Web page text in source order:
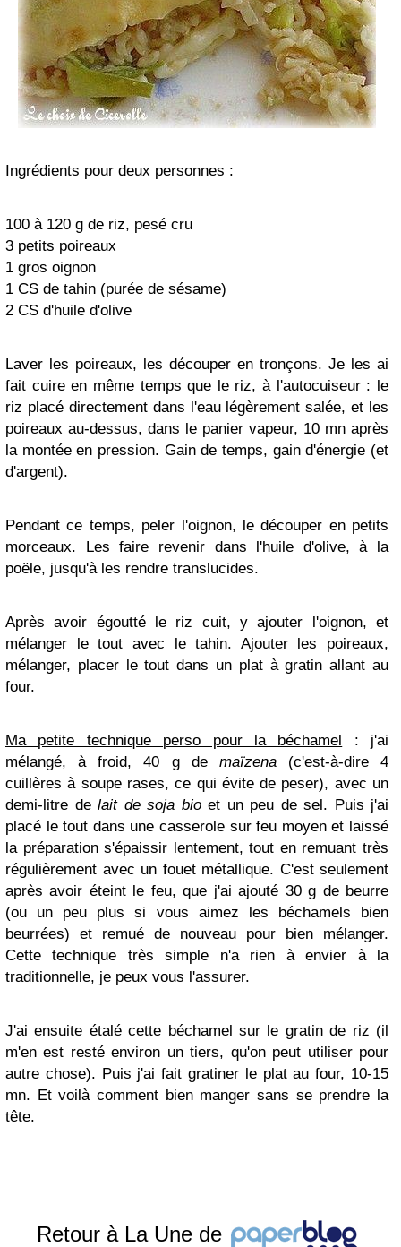
Ingrédients pour deux personnes :
100 à 120 g de riz, pesé cru
3 petits poireaux
1 gros oignon
1 CS de tahin (purée de sésame)
2 CS d'huile d'olive
Laver les poireaux, les découper en tronçons. Je les ai
fait cuire en même temps que le riz, à l'autocuiseur : le
riz placé directement dans l'eau légèrement salée, et les
poireaux au-dessus, dans le panier vapeur, 10 mn après
la montée en pression. Gain de temps, gain d'énergie (et
d'argent).
Pendant ce temps, peler l'oignon, le découper en petits
morceaux. Les faire revenir dans l'huile d'olive, à la
poële, jusqu'à les rendre translucides.
Après avoir égoutté le riz cuit, y ajouter l'oignon, et
mélanger le tout avec le tahin. Ajouter les poireaux,
mélanger, placer le tout dans un plat à gratin allant au
four.
Ma petite technique perso pour la béchamel : j'ai
mélangé, à froid, 40 g de maïzena(c'est-à-dire 4
cuillères à soupe rases, ce qui évite de peser), avec un
demi-litre de lait de soja bioet un peu de sel. Puis j'ai
placé le tout dans une casserole sur feu moyen et laissé
la préparation s'épaissir lentement, tout en remuant très
régulièrement avec un fouet métallique. C'est seulement
après avoir éteint le feu, que j'ai ajouté 30 g de beurre
(ou un peu plus si vous aimez les béchamels bien
beurrées) et remué de nouveau pour bien mélanger.
Cette technique très simple n'a rien à envier à la
traditionnelle, je peux vous l'assurer.
J'ai ensuite étalé cette béchamel sur le gratin de riz (il
m'en est resté environ un tiers, qu'on peut utiliser pour
autre chose). Puis j'ai fait gratiner le plat au four, 10-15
mn. Et voilà comment bien manger sans se prendre la
tête.
Retour à La Une de